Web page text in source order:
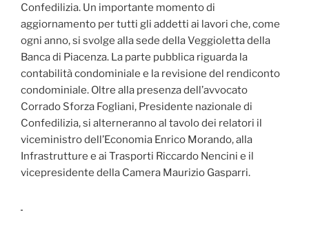
Confedilizia. Un importante momento di
aggiornamento per tutti gli addetti ai lavori che, come
ogni anno, si svolge alla sede della Veggioletta della
Banca di Piacenza. La parte pubblica riguarda la
contabilità condominiale e la revisione del rendiconto
condominiale. Oltre alla presenza dell’avvocato
Corrado Sforza Fogliani, Presidente nazionale di
Confedilizia, si alterneranno al tavolo dei relatori il
viceministro dell’Economia Enrico Morando, alla
Infrastrutture e ai Trasporti Riccardo Nencini e il
vicepresidente della Camera Maurizio Gasparri.